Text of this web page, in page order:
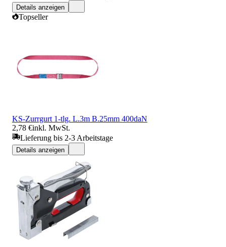
Details anzeigen
Topseller
KS-Zurrgurt 1-tlg. L.3m B.25mm 400daN
2,78 €inkl. MwSt.
Lieferung bis 2-3 Arbeitstage
Details anzeigen